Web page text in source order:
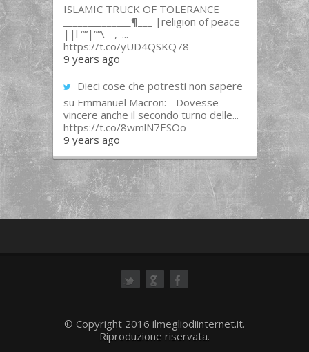
ISLAMIC TRUCK OF TOLERANCE
______________¶___ |religion of peace
||l “”|””\__,_...
https://t.co/yUD4QSKQ78
9 years ago
Dieci cose che potresti non sapere
su Emmanuel Macron: - Dovesse
vincere anche il secondo turno delle...
https://t.co/8wmlN7ESOo
9 years ago
© Copyright 2016 ilmegliodiinternet.it.
Riproduzione riservata.